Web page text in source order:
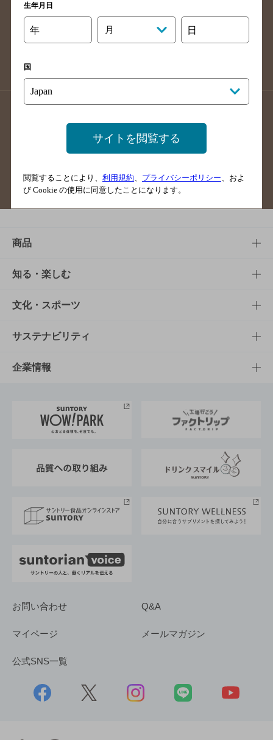
長崎県のバー検索
大分県のバー検索
熊本県のバー検索
掲載店舗様ログイン
サイトマップ ご意見・ご感想
商品
商品TOP
商品一覧
商品発売情報
栄養成分一覧
知る・楽しむ
知る・楽しむTOP
キャンペーン
工場見学
地域情報
文化・スポーツ
文化・スポーツTOP
サントリーホール
サントリーサンバーズ大阪
サステナビリティ
サステナビリティTOP
サントリーが考えるサステナビリティ経営
企業情報
企業概要
採用情報
お問い合わせ Q&A
マイページ メールマガジン
公式SNS一覧
生年月日
年 月 日
国
サイトを閲覧する
閲覧することにより、 利用規約 プライバシーポリシー 、およ
び Cookie の使用に同意したことになります。